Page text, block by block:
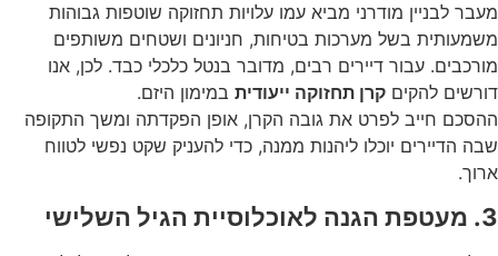
מעבר לבניין מודרני מביא עמו עלויות תחזוקה שוטפות גבוהות
משמעותית בשל מערכות בטיחות, חניונים ושטחים משותפים
מורכבים. עבור דיירים רבים, מדובר בנטל כלכלי כבד. לכן, אנו
דורשים להקים קרן תחזוקה ייעודית במימון היזם.
ההסכם חייב לפרט את גובה הקרן, אופן הפקדתה ומשך התקופה
שבה הדיירים יוכלו ליהנות ממנה, כדי להעניק שקט נפשי לטווח
ארוך.
3. מעטפת הגנה לאוכלוסיית הגיל השלישי